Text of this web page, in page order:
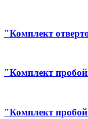
"Комплект
"Комплект
"Комплект